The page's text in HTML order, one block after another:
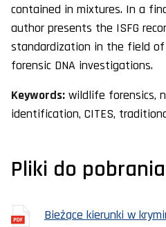
contained in mixtures. In a
author presents the ISFG
standardization in the field of
forensic DNA investigations.
Keywords: wildlife forensics,
identification, CITES,
Pliki do pobrania
Bieżące kierunki w